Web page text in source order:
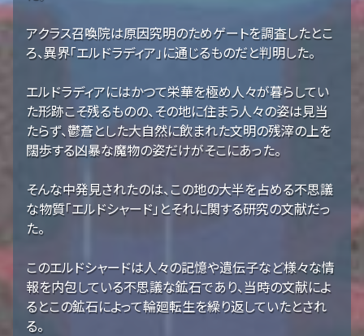
アクラス召喚院は原因究明のためゲートを調査したとこ
ろ、異界「エルドラディア」に通じるものだと判明した。
エルドラディアにはかつて栄華を極め人々が暮らしてい
た形跡こそ残るものの、その地に住まう人々の姿は見当
たらず、鬱蒼とした大自然に飲まれた文明の残滓の上を
闊歩する凶暴な魔物の姿だけがそこにあった。
そんな中発見されたのは、この地の大半を占める不思議
な物質「エルドシャード」とそれに関する研究の文献だっ
た。
このエルドシャードは人々の記憶や遺伝子など様々な情
報を内包している不思議な鉱石であり、当時の文献によ
るとこの鉱石によって輪廻転生を繰り返していたとされ
る。